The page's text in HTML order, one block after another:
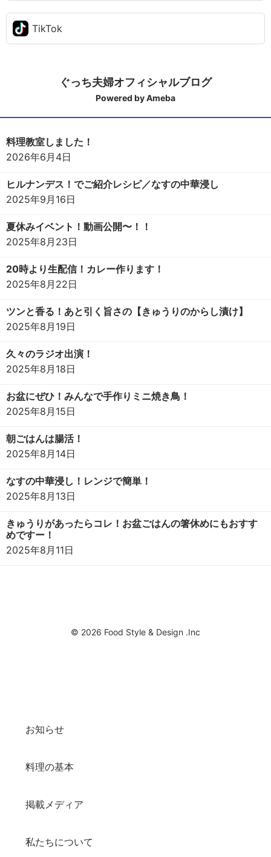
TikTok
ぐっち夫婦オフィシャルブログ
Powered by Ameba
料理教室しました！
2026年6月4日
ヒルナンデス！でご紹介レシピ／なすの中華浸し
2025年9月16日
夏休みイベント！動画公開〜！！
2025年8月23日
20時より生配信！カレー作ります！
2025年8月22日
ツンと香る！あと引く旨さの【きゅうりのからし漬け】
2025年8月19日
久々のラジオ出演！
2025年8月18日
お盆にぜひ！みんなで手作りミニ焼き鳥！
2025年8月15日
朝ごはんは腸活！
2025年8月14日
なすの中華浸し！レンジで簡単！
2025年8月13日
きゅうりがあったらコレ！お盆ごはんの箸休めにもおすす
めですー！
2025年8月11日
© 2026 Food Style & Design .Inc
お知らせ
料理の基本
掲載メディア
私たちについて